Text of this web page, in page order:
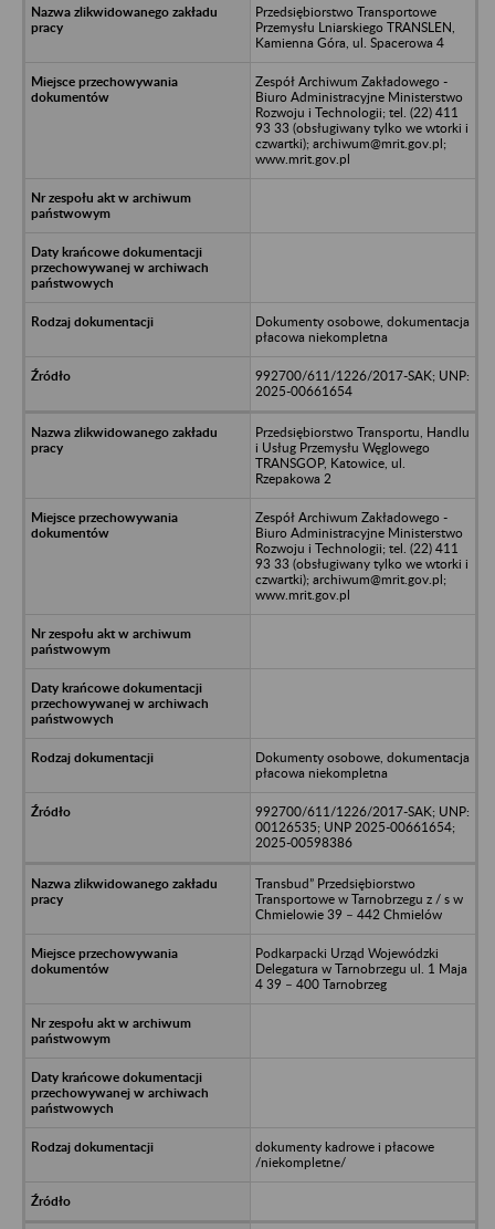
Przedsiębiorstwo Transportowe
Przemysłu Lniarskiego TRANSLEN,
Kamienna Góra, ul. Spacerowa 4
Zespół Archiwum Zakładowego -
Biuro Administracyjne Ministerstwo
Rozwoju i Technologii; tel. (22) 411
93 33 (obsługiwany tylko we wtorki i
czwartki); archiwum@mrit.gov.pl;
www.mrit.gov.pl
Dokumenty osobowe, dokumentacja
płacowa niekompletna
992700/611/1226/2017-SAK; UNP:
2025-00661654
Przedsiębiorstwo Transportu, Handlu
i Usług Przemysłu Węglowego
TRANSGOP, Katowice, ul.
Rzepakowa 2
Zespół Archiwum Zakładowego -
Biuro Administracyjne Ministerstwo
Rozwoju i Technologii; tel. (22) 411
93 33 (obsługiwany tylko we wtorki i
czwartki); archiwum@mrit.gov.pl;
www.mrit.gov.pl
Dokumenty osobowe, dokumentacja
płacowa niekompletna
992700/611/1226/2017-SAK; UNP:
00126535; UNP 2025-00661654;
2025-00598386
Transbud” Przedsiębiorstwo
Transportowe w Tarnobrzegu z / s w
Chmielowie 39 – 442 Chmielów
Podkarpacki Urząd Wojewódzki
Delegatura w Tarnobrzegu ul. 1 Maja
4 39 – 400 Tarnobrzeg
dokumenty kadrowe i płacowe
/niekompletne/